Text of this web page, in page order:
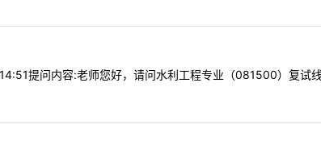
提问内容:老师您好，请问水利工程专业（081500）复试